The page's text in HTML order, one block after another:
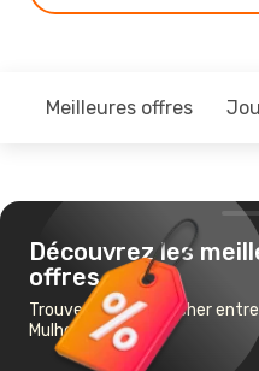
Meilleures offres
Découvrez les
offres
Trouvez un vol pas cher
Mulhouse et Kona